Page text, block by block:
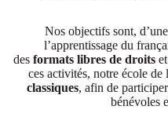
Nos objectifs sont,
l’apprentissage du
des formats libres de droitset
ces activités, notre école de
classiques, afin de
bénévoles